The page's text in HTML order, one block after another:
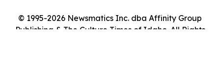
© 1995-2026 Newsmatics Inc. dba Affinity Group
Publishing & The Culture Times of Idaho. All Rights